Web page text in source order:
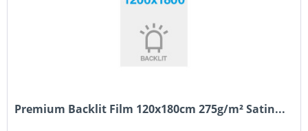
Premium Backlit Film 120x180cm 275g/m² Satin...